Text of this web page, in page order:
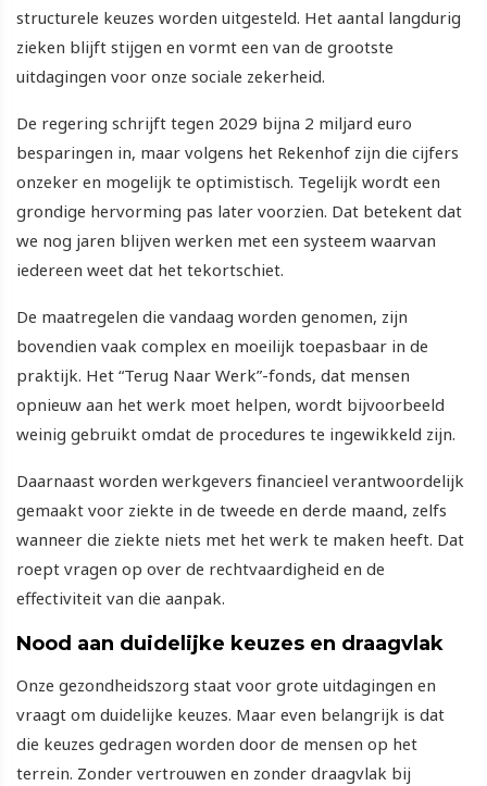
structurele keuzes worden uitgesteld. Het aantal langdurig
zieken blijft stijgen en vormt een van de grootste
uitdagingen voor onze sociale zekerheid.
De regering schrijft tegen 2029 bijna 2 miljard euro
besparingen in, maar volgens het Rekenhof zijn die cijfers
onzeker en mogelijk te optimistisch. Tegelijk wordt een
grondige hervorming pas later voorzien. Dat betekent dat
we nog jaren blijven werken met een systeem waarvan
iedereen weet dat het tekortschiet.
De maatregelen die vandaag worden genomen, zijn
bovendien vaak complex en moeilijk toepasbaar in de
praktijk. Het “Terug Naar Werk”-fonds, dat mensen
opnieuw aan het werk moet helpen, wordt bijvoorbeeld
weinig gebruikt omdat de procedures te ingewikkeld zijn.
Daarnaast worden werkgevers financieel verantwoordelijk
gemaakt voor ziekte in de tweede en derde maand, zelfs
wanneer die ziekte niets met het werk te maken heeft. Dat
roept vragen op over de rechtvaardigheid en de
effectiviteit van die aanpak.
Nood aan duidelijke keuzes en draagvlak
Onze gezondheidszorg staat voor grote uitdagingen en
vraagt om duidelijke keuzes. Maar even belangrijk is dat
die keuzes gedragen worden door de mensen op het
terrein. Zonder vertrouwen en zonder draagvlak bij